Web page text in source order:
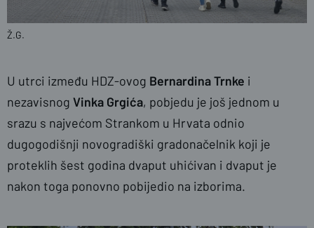
Ž.G.
U utrci između HDZ-ovog Bernardina Trnke i
nezavisnog Vinka Grgića, pobjedu je još jednom u
srazu s najvećom Strankom u Hrvata odnio
dugogodišnji novogradiški gradonačelnik koji je
proteklih šest godina dvaput uhićivan i dvaput je
nakon toga ponovno pobijedio na izborima.